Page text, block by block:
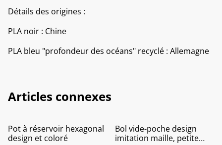
Détails des origines :
PLA noir : Chine
PLA bleu "profondeur des océans" recyclé : Allemagne
Articles connexes
Pot à réservoir hexagonal
design et coloré
Bol vide-poche design
imitation maille, petite